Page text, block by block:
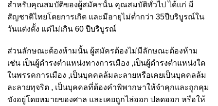
สำหรับคุณสมบัติของผู้สมัครนั้น คุณสมบัติทั่วไป ได้แก่ มี
สัญชาติไทยโดยการเกิด และมีอายุไม่ต่ำกว่า 35ปีบริบูรณ์ใน
วันแต่งตั้ง แต่ไม่เกิน 60 ปีบริบูรณ์
ส่วนลักษณะต้องห้ามนั้น ผู้สมัครต้องไม่มีลักษณะต้องห้าม
เช่น เป็นผู้ดำรงตำแหน่งทางการเมือง ,เป็นผู้ดำรงตำแหน่งใด
ในพรรคการเมือง ,เป็นบุคคลล้มละลายหรือเคยเป็นบุคคลล้ม
ละลายทุจริต , เป็นบุคคลที่ต้องคำพิพากษาให้จำคุกและถูกคุม
ขังอยู่โดยหมายของศาล และเคยถูกไล่ออก ปลดออก หรือให้